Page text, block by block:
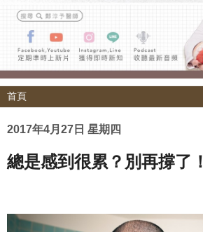
2017年4月27日 星期四
總是感到很累？別再撐了！